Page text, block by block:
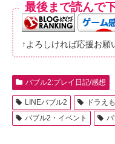
最後まで読んで
↑よろしければ応援お願
バブル2:プレイ日記/感想
LINEバブル2
ドラえ
バブル2・イベント